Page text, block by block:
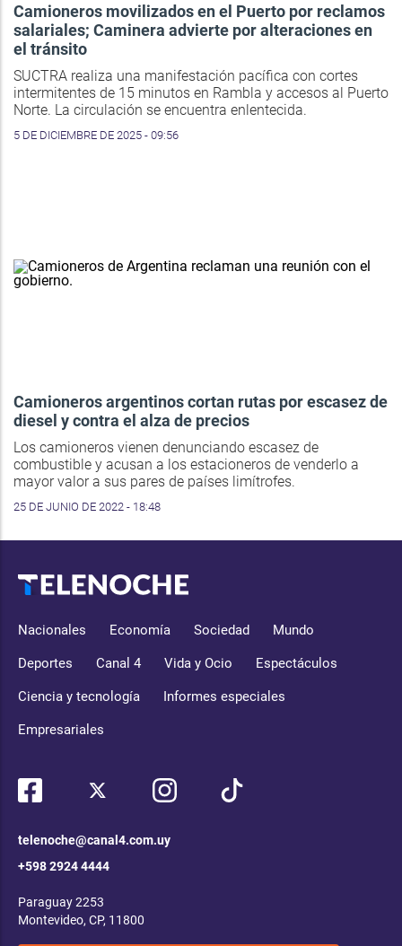
Camioneros movilizados en el Puerto por reclamos
salariales; Caminera advierte por alteraciones en
el tránsito
SUCTRA realiza una manifestación pacífica con cortes
intermitentes de 15 minutos en Rambla y accesos al Puerto
Norte. La circulación se encuentra enlentecida.
5 DE DICIEMBRE DE 2025 - 09:56
Camioneros argentinos cortan rutas por escasez de
diesel y contra el alza de precios
Los camioneros vienen denunciando escasez de
combustible y acusan a los estacioneros de venderlo a
mayor valor a sus pares de países limítrofes.
25 DE JUNIO DE 2022 - 18:48
Nacionales Economía Sociedad Mundo
Deportes Canal 4 Vida y Ocio Espectáculos
Ciencia y tecnología Informes especiales
Empresariales
telenoche@canal4.com.uy
+598 2924 4444
Paraguay 2253
Montevideo, CP, 11800